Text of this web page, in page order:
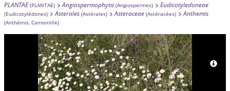
PLANTAE (PLANTAE) Angiospermophyta (Angiospermes) Eudicotyledoneae
(Eudicotylédones) Asterales (Astérales) Asteraceae (Astéracées) Anthemis
(Anthémis, Camomille)